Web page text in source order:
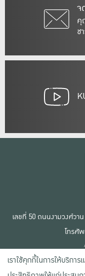
จ
คุ
ช
เลขที่ 50 ถนนงามวงศ์วา
โทรศั
เราใช้คุกกี้ในการให้บริกา